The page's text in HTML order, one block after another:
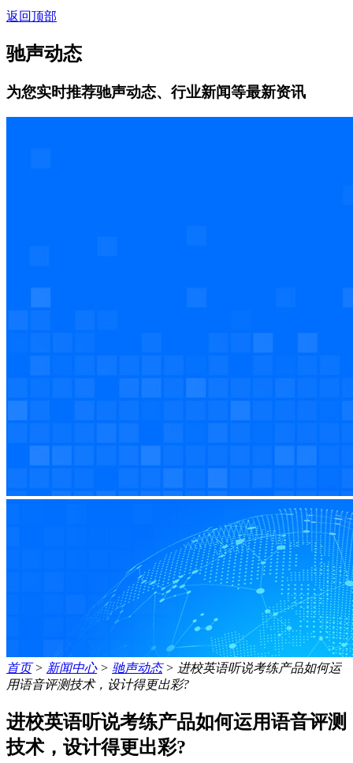
返回顶部
驰声动态
为您实时推荐驰声动态、行业新闻等最新资讯
首页> 新闻中心> 驰声动态> 进校英语听说考练产品如何运
用语音评测技术，设计得更出彩?
进校英语听说考练产品如何运用语音评测
技术，设计得更出彩?